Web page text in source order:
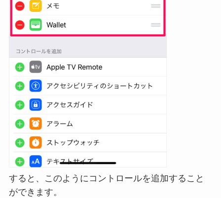
すると、このようにコントロールを追加すること
ができます。